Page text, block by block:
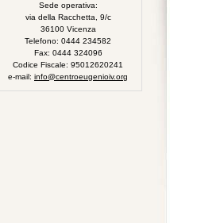
Sede operativa:
via della Racchetta, 9/c
36100 Vicenza
Telefono: 0444 234582
Fax: 0444 324096
Codice Fiscale: 95012620241
e-mail: info@centroeugenioiv.org